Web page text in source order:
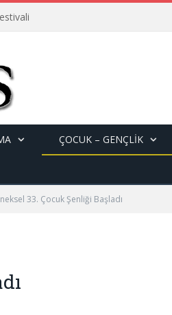
ÇOCUK – GENÇLIK
33. Çocuk Şenliği Başladı